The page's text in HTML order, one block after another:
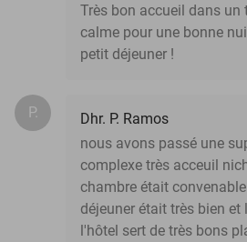
Très bon accueil dans un
calme pour une bonne
petit déjeuner !
P.
Dhr. P. Ramos
nous avons passé une
complexe très acceuil
chambre était
déjeuner était très bien et
l'hôtel sert de très bons